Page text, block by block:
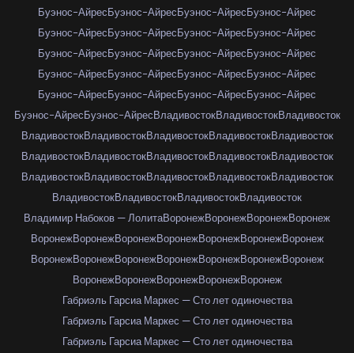
Буэнос-АйресБуэнос-АйресБуэнос-АйресБуэнос-Айрес
Буэнос-АйресБуэнос-АйресБуэнос-АйресБуэнос-Айрес
Буэнос-АйресБуэнос-АйресБуэнос-АйресБуэнос-Айрес
Буэнос-АйресБуэнос-АйресБуэнос-АйресБуэнос-Айрес
Буэнос-АйресБуэнос-АйресБуэнос-АйресБуэнос-Айрес
Буэнос-АйресБуэнос-АйресВладивостокВладивостокВладивосток
ВладивостокВладивостокВладивостокВладивостокВладивосток
ВладивостокВладивостокВладивостокВладивостокВладивосток
ВладивостокВладивостокВладивостокВладивостокВладивосток
ВладивостокВладивостокВладивостокВладивосток
Владимир Набоков — ЛолитаВоронежВоронежВоронежВоронеж
ВоронежВоронежВоронежВоронежВоронежВоронежВоронеж
ВоронежВоронежВоронежВоронежВоронежВоронежВоронеж
ВоронежВоронежВоронежВоронежВоронеж
Габриэль Гарсиа Маркес — Сто лет одиночества
Габриэль Гарсиа Маркес — Сто лет одиночества
Габриэль Гарсиа Маркес — Сто лет одиночества